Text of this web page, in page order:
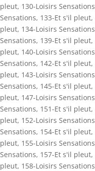
pleut, 130-Loisirs Sensations
Sensations, 133-Et s'il pleut,
pleut, 134-Loisirs Sensations
Sensations, 139-Et s'il pleut,
pleut, 140-Loisirs Sensations
Sensations, 142-Et s'il pleut,
pleut, 143-Loisirs Sensations
Sensations, 145-Et s'il pleut,
pleut, 147-Loisirs Sensations
Sensations, 151-Et s'il pleut,
pleut, 152-Loisirs Sensations
Sensations, 154-Et s'il pleut,
pleut, 155-Loisirs Sensations
Sensations, 157-Et s'il pleut,
pleut, 158-Loisirs Sensations